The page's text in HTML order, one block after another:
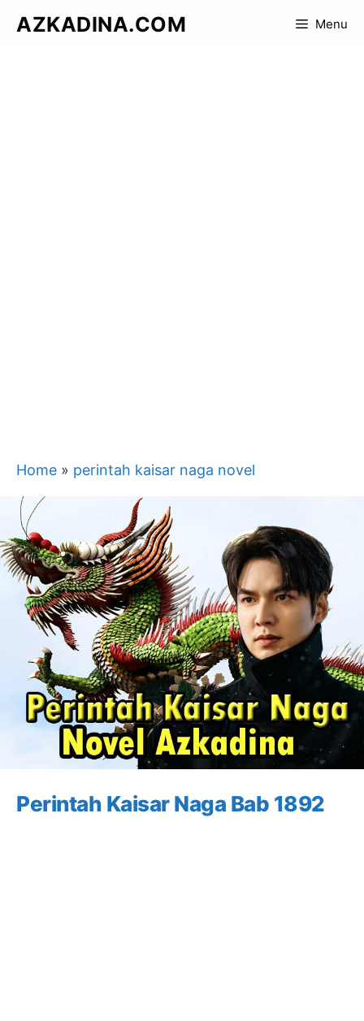
AZKADINA.COM Menu
Home » perintah kaisar naga novel
Perintah Kaisar Naga Bab 1892